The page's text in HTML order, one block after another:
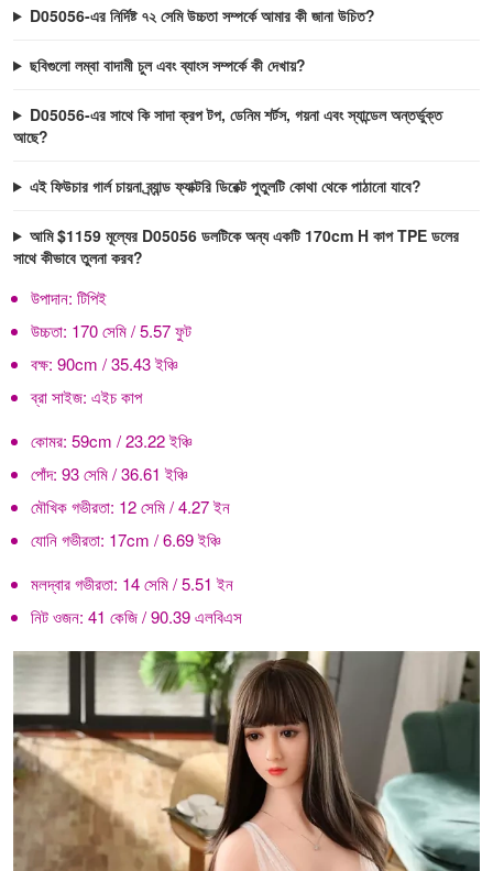
D05056-এর নির্দিষ্ট ৭২ সেমি উচ্চতা সম্পর্কে আমার কী জানা উচিত?
ছবিগুলো লম্বা বাদামী চুল এবং ব্যাংস সম্পর্কে কী দেখায়?
D05056-এর সাথে কি সাদা ক্রপ টপ, ডেনিম শর্টস, গয়না এবং স্যান্ডেল অন্তর্ভুক্ত
আছে?
এই ফিউচার গার্ল চায়না ব্র্যান্ড ফ্যাক্টরি ডিরেক্ট পুতুলটি কোথা থেকে পাঠানো যাবে?
আমি $1159 মূল্যের D05056 ডলটিকে অন্য একটি 170cm H কাপ TPE ডলের
সাথে কীভাবে তুলনা করব?
উপাদান: টিপিই
উচ্চতা: 170 সেমি / 5.57 ফুট
বক্ষ: 90cm / 35.43 ইঞ্চি
ব্রা সাইজ: এইচ কাপ
কোমর: 59cm / 23.22 ইঞ্চি
পোঁদ: 93 সেমি / 36.61 ইঞ্চি
মৌখিক গভীরতা: 12 সেমি / 4.27 ইন
যোনি গভীরতা: 17cm / 6.69 ইঞ্চি
মলদ্বার গভীরতা: 14 সেমি / 5.51 ইন
নিট ওজন: 41 কেজি / 90.39 এলবিএস